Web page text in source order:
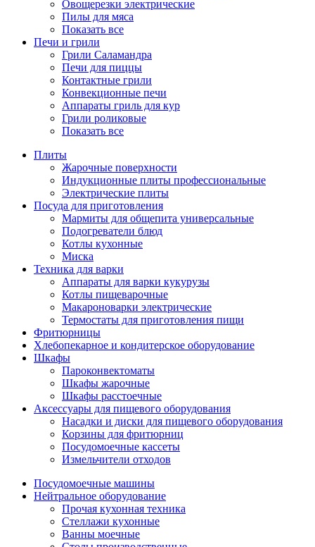
Овощерезки электрические
Пилы для мяса
Показать все
Печи и грили
Грили Саламандра
Печи для пиццы
Контактные грили
Конвекционные печи
Аппараты гриль для кур
Грили роликовые
Показать все
Плиты
Жарочные поверхности
Индукционные плиты профессиональные
Электрические плиты
Посуда для приготовления
Мармиты для общепита универсальные
Подогреватели блюд
Котлы кухонные
Миска
Техника для варки
Аппараты для варки кукурузы
Котлы пищеварочные
Макароноварки электрические
Термостаты для приготовления пищи
Фритюрницы
Хлебопекарное и кондитерское оборудование
Шкафы
Пароконвектоматы
Шкафы жарочные
Шкафы расстоечные
Аксессуары для пищевого оборудования
Насадки и диски для пищевого оборудования
Корзины для фритюрниц
Посудомоечные кассеты
Измельчители отходов
Посудомоечные машины
Нейтральное оборудование
Прочая кухонная техника
Стеллажи кухонные
Ванны моечные